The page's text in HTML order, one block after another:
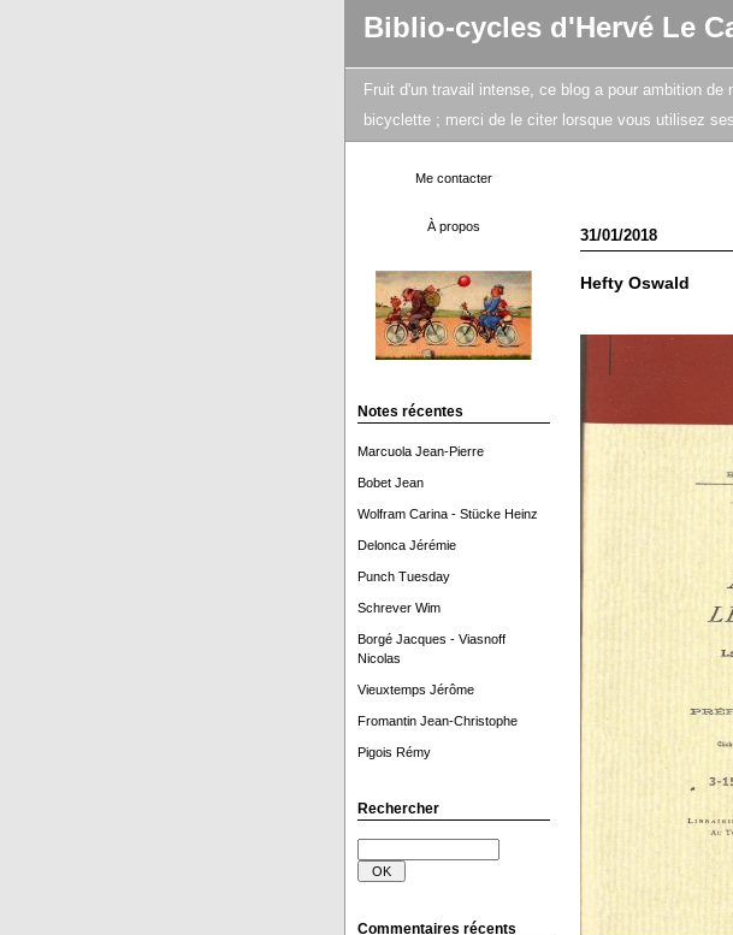
Biblio-cycles d'Hervé Le
Fruit d'un travail intense, ce blog a pour ambition
bicyclette ; merci de le citer lorsque vous utilisez
Me contacter
À propos
Notes récentes
Marcuola Jean-Pierre
Bobet Jean
Wolfram Carina - Stücke Heinz
Delonca Jérémie
Punch Tuesday
Schrever Wim
Borgé Jacques - Viasnoff
Nicolas
Vieuxtemps Jérôme
Fromantin Jean-Christophe
Pigois Rémy
Rechercher
Commentaires récents
31/01/2018
Hefty Oswald